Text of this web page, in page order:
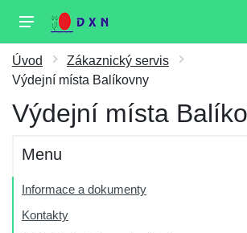
Úvod
Zákaznický servis
Výdejní místa Balíkovny
Výdejní místa
Menu
Informace a dokumenty
Kontakty